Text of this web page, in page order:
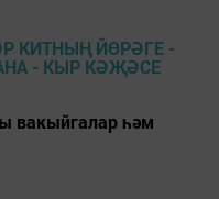
вакыйгалар һәм